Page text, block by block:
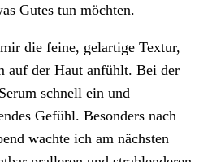
Gutes tun möchten.
die feine, gelartige Textur,
auf der Haut anfühlt. Bei der
schnell ein und
Gefühl. Besonders nach
wachte ich am nächsten